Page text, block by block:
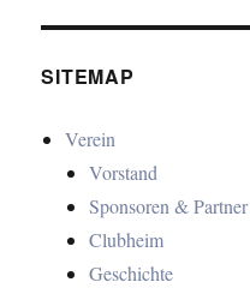
SITEMAP
Verein
Vorstand
Sponsoren & Partner
Clubheim
Geschichte